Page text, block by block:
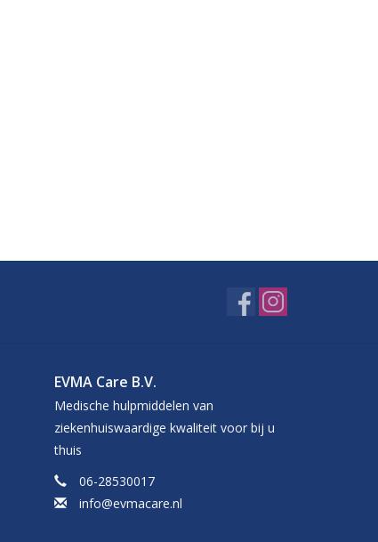
EVMA Care B.V.
Medische hulpmiddelen van
ziekenhuiswaardige kwaliteit voor bij u
thuis
06-28530017
info@evmacare.nl